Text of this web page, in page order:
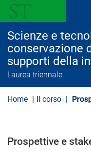
l
t
Scienze e
conservazione
supporti della
Laurea triennale
Home Il corso
Prospettive e